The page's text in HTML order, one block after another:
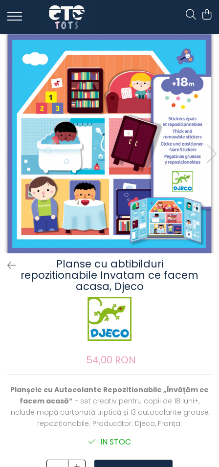
CĂRUCIOARE & SCAUNE AUTO
cărucioare YOYO
cărucioare NUNA
cărucioare U-GROW
scaune auto pentru avion
accesorii cărucioare
accesorii scaun auto
accesorii scaun avion
Planse cu abtibilduri
repozitionabile Invatam ce facem
acasa, Djeco
54,00 RON
Planșele cu Autocolante Repozitionabile „Învățăm ce
facem acasă” - set creativ pentru copii de 18 luni+,
include mapă cartonată triptică și 13 autocolante groase,
repoziționabile. Producător: Djeco, Franța.
IN STOC